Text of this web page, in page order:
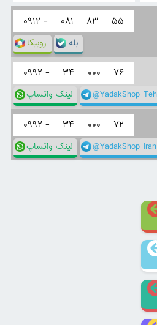
۰۹۱۲ - ۰۸۱ ۸۳ ۵۵
روبیکا بله
۰۹۹۲ - ۳۴ ۰۰۰ ۷۶
لینک واتساپ
۰۹۹۲ - ۳۴ ۰۰۰ ۷۲
لینک واتساپ @YadakShop_Iran